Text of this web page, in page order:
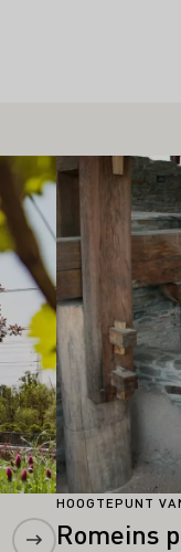
HOOGTEPUNT
Romeins
Meer informatie